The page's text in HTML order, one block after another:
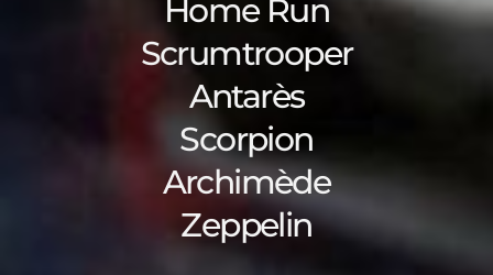
Home Run
Scrumtrooper
Antarès
Scorpion
Archimède
Zeppelin